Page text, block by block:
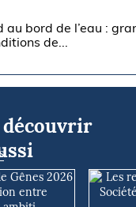
au bord de l’eau :
de...
découvrir